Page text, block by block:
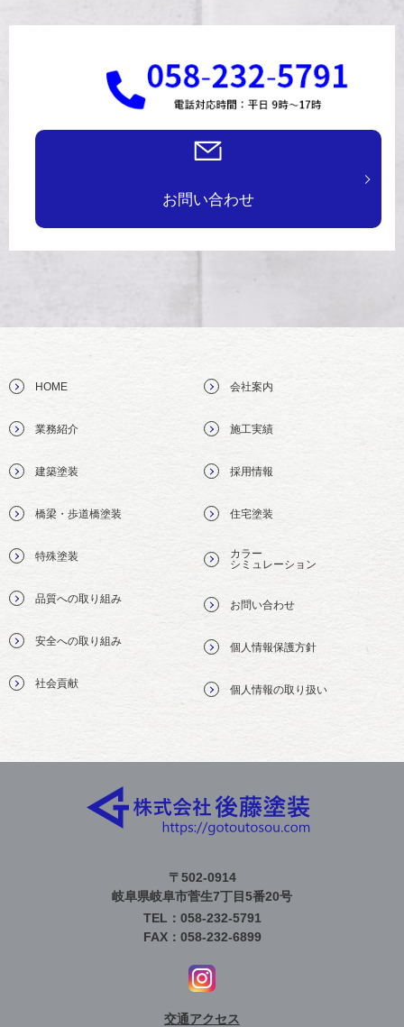
お問い合わせ
HOME
業務紹介
建築塗装
橋梁・歩道橋塗装
特殊塗装
品質への取り組み
安全への取り組み
社会貢献
会社案内
施工実績
採用情報
住宅塗装
カラー
シミュレーション
お問い合わせ
個人情報保護方針
個人情報の取り扱い
〒502-0914
岐阜県岐阜市菅生7丁目5番20号
TEL：058-232-5791
FAX：058-232-6899
交通アクセス